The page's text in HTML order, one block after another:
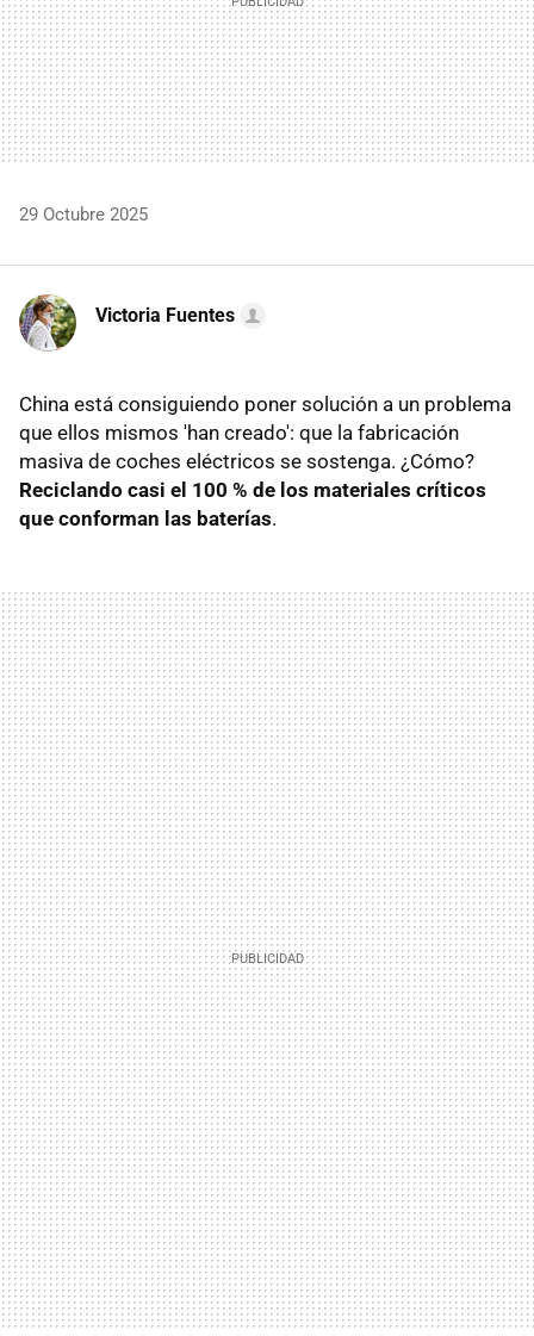
29 Octubre 2025
Victoria Fuentes
China está consiguiendo poner solución a un problema
que ellos mismos 'han creado': que la fabricación
masiva de coches eléctricos se sostenga. ¿Cómo?
Reciclando casi el 100 % de los materiales críticos
que conforman las baterías.